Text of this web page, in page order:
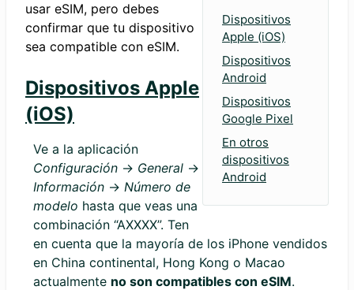
Dispositivos
Apple (iOS)
Dispositivos
Android
Dispositivos
Google Pixel
En otros
dispositivos
Android
usar eSIM, pero debes
confirmar que tu dispositivo
sea compatible con eSIM.
Dispositivos Apple
(iOS)
Ve a la aplicación
Configuración → General →
Información → Número de
modelo hasta que veas una
combinación “AXXXX”. Ten
en cuenta que la mayoría de los iPhone vendidos
en China continental, Hong Kong o Macao
actualmente no son compatibles con eSIM.